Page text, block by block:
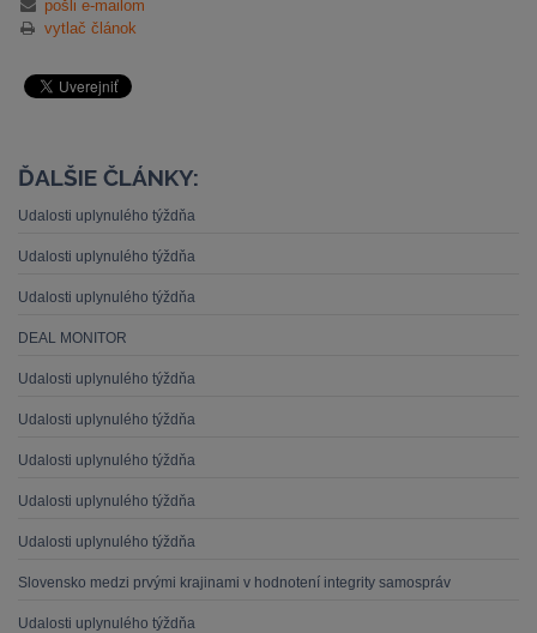
pošli e-mailom
vytlač článok
ĎALŠIE ČLÁNKY:
Udalosti uplynulého týždňa
Udalosti uplynulého týždňa
Udalosti uplynulého týždňa
DEAL MONITOR
Udalosti uplynulého týždňa
Udalosti uplynulého týždňa
Udalosti uplynulého týždňa
Udalosti uplynulého týždňa
Udalosti uplynulého týždňa
Slovensko medzi prvými krajinami v hodnotení integrity samospráv
Udalosti uplynulého týždňa